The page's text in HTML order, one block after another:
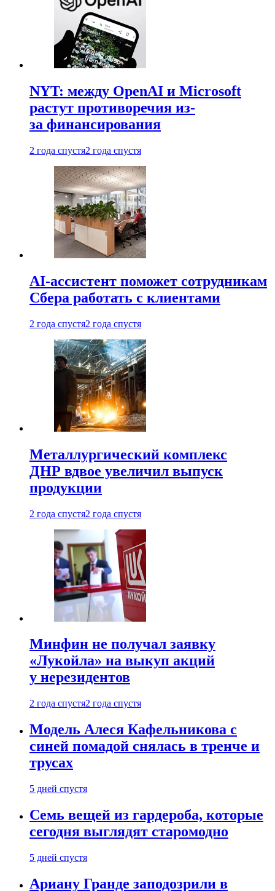
NYT: между OpenAI и Microsoft
растут противоречия из-
за финансирования
2 года спустя2 года спустя
AI-ассистент поможет сотрудникам
Сбера работать с клиентами
2 года спустя2 года спустя
Металлургический комплекс
ДНР вдвое увеличил выпуск
продукции
2 года спустя2 года спустя
Минфин не получал заявку
«Лукойла» на выкуп акций
у нерезидентов
2 года спустя2 года спустя
Модель Алеся Кафельникова с
синей помадой снялась в тренче и
трусах
5 дней спустя
Семь вещей из гардероба, которые
сегодня выглядят старомодно
5 дней спустя
Ариану Гранде заподозрили в